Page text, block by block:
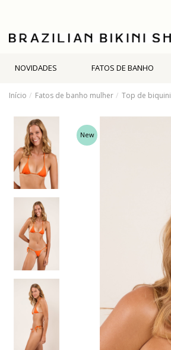
NOVIDADES FATOS DE BANHO
Início Fatos de banho mulher Top de biquini
New